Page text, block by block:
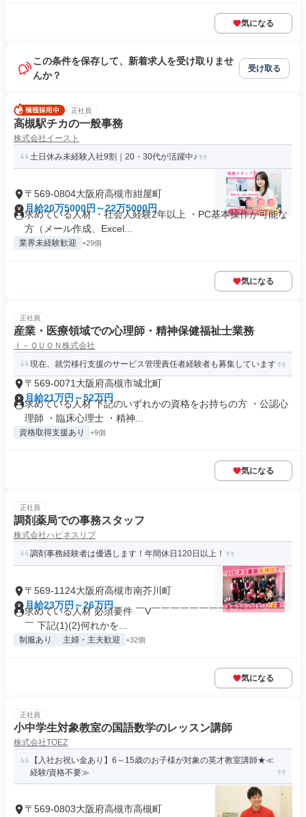
気になる
この条件を保存して、新着求人を受け取りませ
んか？
受け取る
正社員
高槻駅チカの一般事務
株式会社イースト
土日休み未経験入社9割｜20・30代が活躍中♪
〒569-0804大阪府高槻市紺屋町
月給20万5000円～22万5000円
求めている人材 ・社会人経験2年以上 ・PC基本操作が可能な
方（メール作成、Excel...
業界未経験歓迎 +29個
気になる
正社員
産業・医療領域での心理師・精神保健福祉士業務
Ｉ－ＱＵＯＮ株式会社
現在、就労移行支援のサービス管理責任者経験者も募集しています
〒569-0071大阪府高槻市城北町
月給21万円～52万円
求めている人材 下記のいずれかの資格をお持ちの方 ・公認心
理師 ・臨床心理士 ・精神...
資格取得支援あり +9個
気になる
正社員
調剤薬局での事務スタッフ
株式会社ハピネスリブ
調剤事務経験者は優遇します！年間休日120日以上！
〒569-1124大阪府高槻市南芥川町
月給23万円～26万円
求めている人材 必須要件 ￣V￣￣￣￣￣￣￣￣￣￣￣￣￣￣
￣ 下記(1)(2)何れかを...
制服あり 主婦・主夫歓迎 +32個
気になる
正社員
小中学生対象教室の国語数学のレッスン講師
株式会社TOEZ
【入社お祝い金あり】6～15歳のお子様が対象の英才教室講師★≪
経験/資格不要≫
〒569-0803大阪府高槻市高槻町